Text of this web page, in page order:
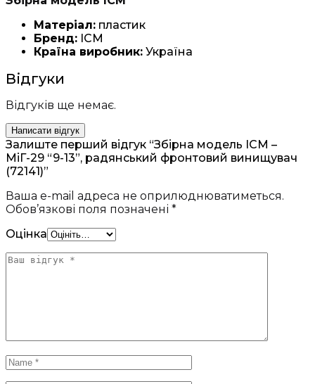
Матеріал: пластик
Бренд: ICM
Країна виробник: Україна
Відгуки
Відгуків ще немає.
Написати відгук
Залиште перший відгук “Збірна модель ICM –
МіГ-29 “9-13”, радянський фронтовий винищувач
(72141)”
Ваша e-mail адреса не оприлюднюватиметься.
Обов’язкові поля позначені *
Оцінка